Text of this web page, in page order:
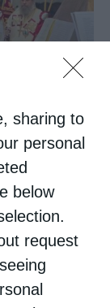
sharing to
personal
below
request